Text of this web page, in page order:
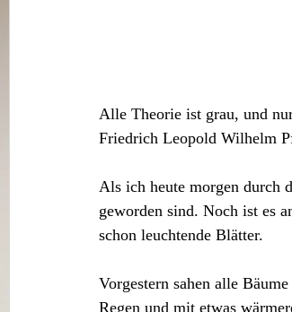
Alle Theorie ist grau, und
Friedrich Leopold Wilhelm
Als ich heute morgen durch
geworden sind. Noch ist es
schon leuchtende Blätter.
Vorgestern sahen alle
Regen und mit etwas